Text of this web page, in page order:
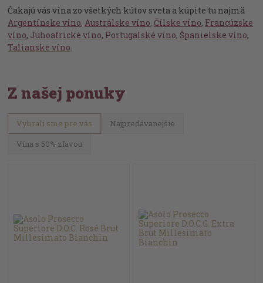
Čakajú vás vína zo všetkých kútov sveta a kúpite tu najmä
Argentínske víno, Austrálskevíno,Čílske víno, Francúzske
víno, Juhoafrické víno, Portugalské víno, Španielske víno,
Talianske víno
Z našej ponuky
Vybrali sme pre vás
Najpredávanejšie
Vína s 50% zľavou